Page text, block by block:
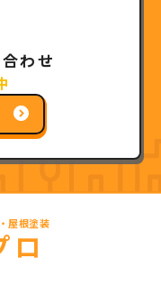
わせ
屋根塗装
ロ